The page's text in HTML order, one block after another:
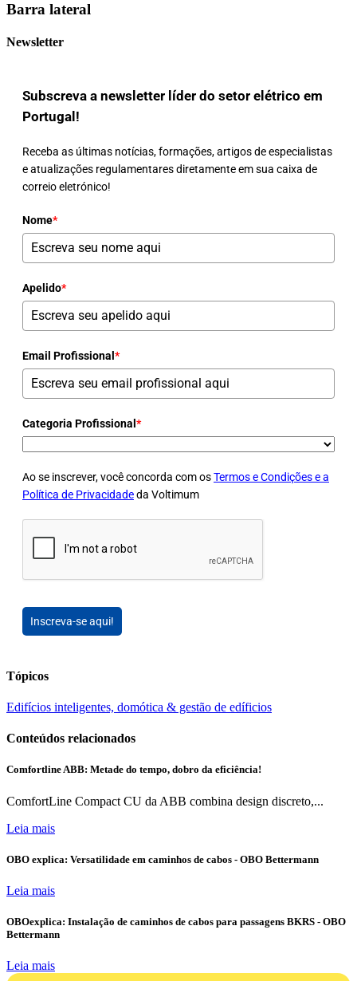
Barra lateral
Newsletter
Subscreva a newsletter líder do setor elétrico em
Portugal!
Receba as últimas notícias, formações, artigos de especialistas
e atualizações regulamentares diretamente em sua caixa de
correio eletrónico!
Nome*
Apelido*
Email Profissional *
Categoria Profissional *
Ao se inscrever, você concorda com osTermos e Condições e a
Política de Privacidadeda Voltimum
Inscreva-se aqui!
Tópicos
Edifícios inteligentes, domótica & gestão de edíficios
Conteúdos relacionados
Comfortline ABB: Metade do tempo, dobro da eficiência!
ComfortLine Compact CU da ABB combina design discreto,...
Leia mais
OBO explica: Versatilidade em caminhos de cabos - OBO Bettermann
Leia mais
OBOexplica: Instalação de caminhos de cabos para passagens BKRS - OBO
Bettermann
Leia mais